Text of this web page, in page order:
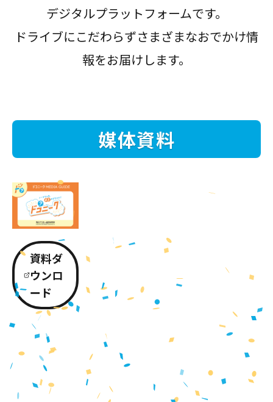
デジタルプラットフォームです。
ドライブにこだわらずさまざまなおでかけ情
報をお届けします。
媒体資料
資料ダ
ウンロ
ード